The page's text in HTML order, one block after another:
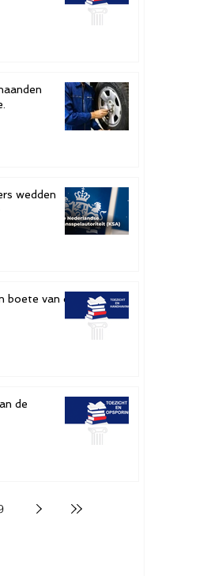
wedden
boete van de
de